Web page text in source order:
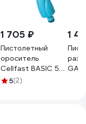
1 705 ₽
Пистолетный
ороситель
Cellfast BASIC 52-
320
5(2)
1